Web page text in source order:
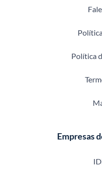
Política
Empresas